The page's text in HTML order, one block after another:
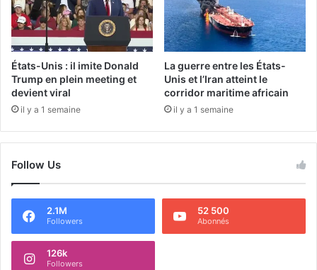
États-Unis : il imite Donald
Trump en plein meeting et
devient viral
il y a 1 semaine
La guerre entre les États-
Unis et l’Iran atteint le
corridor maritime africain
il y a 1 semaine
Follow Us
2.1M
Followers
52 500
Abonnés
126k
Followers